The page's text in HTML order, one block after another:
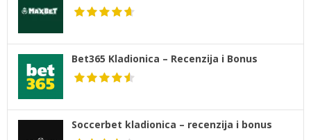
Bet365 Kladionica – Recenzija i Bonus
Soccerbet kladionica – recenzija i bonus